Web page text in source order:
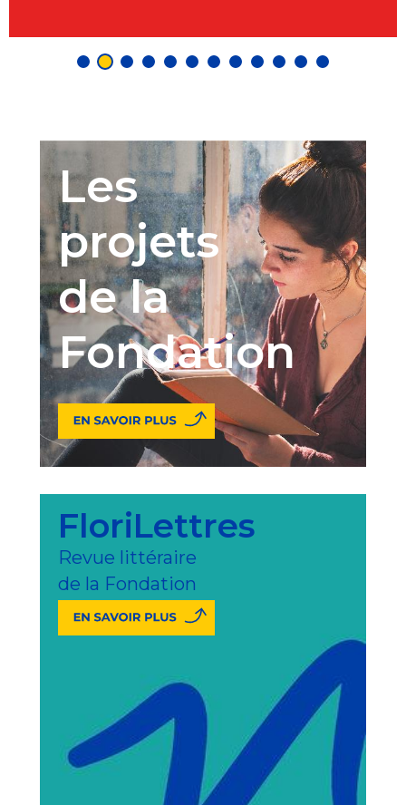
Les
projets
de la
Fondation
FloriLettres
Revue littéraire
de la Fondation